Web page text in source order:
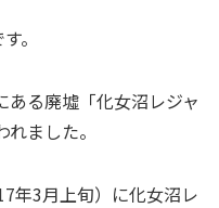
。
る廃墟「化女沼レジャ
ました。
年3月上旬）に化女沼レ